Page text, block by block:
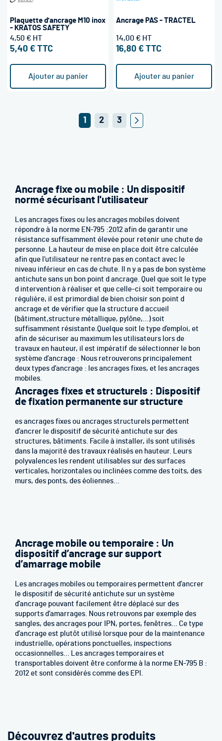
Découvrez d'autres produits
Ancrage fixe ou mobile : Un dispositif
normé sécurisant l'utilisateur
Les ancrages fixes ou les ancrages mobiles doivent
répondre à la norme EN-795 :2012 afin de garantir une
résistance suffisamment élevée pour retenir une chute de
personne. La hauteur de mise en place doit être calculée
afin que l’utilisateur ne rentre pas en contact avec le
niveau inférieur en cas de chute. Il n y a pas de bon système
antichute sans un bon point d ancrage. Quel que soit le type
d intervention à réaliser et que celle-ci soit temporaire ou
régulière, il est primordial de bien choisir son point d
ancrage et de vérifier que la structure d accueil
(bâtiment,structure métallique, pylône,…) soit
suffisamment résistante.Quelque soit le type d’emploi, et
afin de sécuriser au maximum les utilisateurs lors de
travaux en hauteur, il est impératif de sélectionner le bon
système d’ancrage : Nous retrouverons principalement
deux types d’ancrage : les ancrages fixes, et les ancrages
mobiles.
Ancrages fixes et structurels : Dispositif
de fixation permanente sur structure
es ancrages fixes ou ancrages structurels permettent
d’ancrer le dispositif de sécurité antichute sur des
structures, bâtiments. Facile à installer, ils sont utilisés
dans la majorité des travaux réalisés en hauteur. Leurs
polyvalences les rendent utilisables sur des surfaces
verticales, horizontales ou inclinées comme des toits, des
murs, des ponts, des éoliennes...
Ancrage mobile ou temporaire : Un
dispositif d’ancrage sur support
d’amarrage mobile
Les ancrages mobiles ou temporaires permettent d’ancrer
le dispositif de sécurité antichute sur un système
d’ancrage pouvant facilement être déplacé sur des
supports d’amarrages. Nous retrouvons par exemple des
sangles, des ancrages pour IPN, portes, fenêtres… Ce type
d’ancrage est plutôt utilisé lorsque pour de la maintenance
industrielle, opérations ponctuelles, inspections
occasionnelles… Les ancrages temporaires et
transportables doivent être conforme à la norme EN-795 B :
2012 et sont considérés comme des EPI.
Plaquette d'ancrage M10 inox
- KRATOS SAFETY
5,40 €
4,50 €
Ajouter au panier
Ancrage PAS - TRACTEL
16,80 €
14,00 €
Ajouter au panier
Page
Vous
1 Page
2 Page
3 Page
Suivant